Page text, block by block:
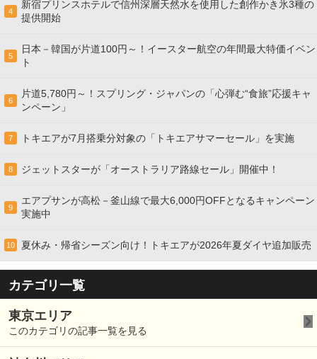
4
新宿プリンスホテルで信州深層天然水を使用した創作かき氷3種の
提供開始
5
日本－韓国が片道100円～！イースター航空の年間最大特価イベン
ト
6
片道5,780円～！スプリング・ジャパンの「心弾む“食旅”応援キャ
ンペーン」
7 トキエアが7月搭乗分対象の「トキエアサマーセール」を実施
8 ジェットスターが「オーストラリア路線セール」開催中！
9
エアプサンが高松－釜山線で最大6,000円OFFとなるキャンペーン
実施中
10 夏休み・帰省シーズン向け！トキエアが2026年夏ダイヤ追加販売
カテゴリ一覧
東京エリア
このカテゴリの記事一覧を見る